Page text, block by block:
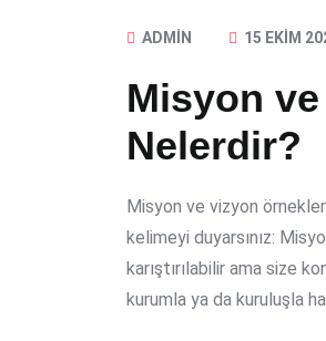
ADMIN 15 EKIM
Misyon
Nelerdir?
Misyon ve vizyon
kelimeyi duyarsınız:
karıştırılabilir ama size
kurumla ya da kuruluşla